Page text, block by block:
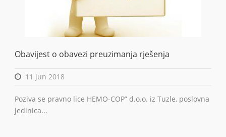
Obavijest o obavezi preuzimanja rješenja
11 jun 2018
Poziva se pravno lice HEMO-COP” d.o.o. iz Tuzle, poslovna
jedinica...